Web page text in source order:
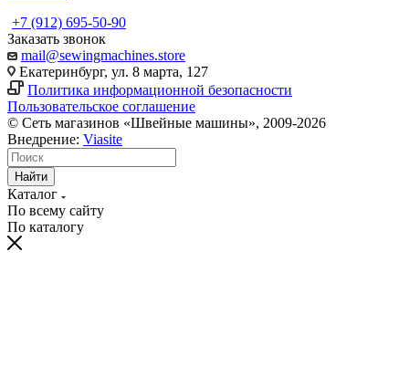
+7 (912) 695-50-90
Заказать звонок
mail@sewingmachines.store
Екатеринбург, ул. 8 марта, 127
Политика информационной безопасности
Пользовательское соглашение
© Сеть магазинов «Швейные машины», 2009-2026
Внедрение: Viasite
Найти
Каталог
По всему сайту
По каталогу